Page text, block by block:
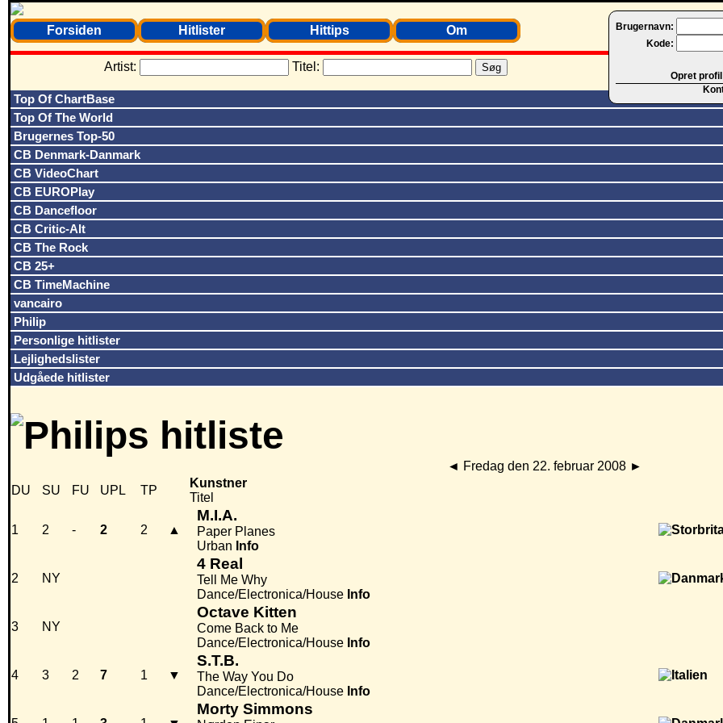
Brugernavn:
Kode:
Opret
Forsiden Hitlister Hittips Om
Artist: Titel:
Top Of ChartBase
Top Of The World
Brugernes Top-50
CB Denmark-Danmark
CB VideoChart
CB EUROPlay
CB Dancefloor
CB Critic-Alt
CB The Rock
CB 25+
CB TimeMachine
vancairo
Philip
Personlige hitlister
Lejlighedslister
Udgåede hitlister
◄ Fredag den 22. februar 2008 ►
DU
SU FU UPL TP
Kunstner
Titel
1 2 - 2 2 ▲
M.I.A.
Paper Planes
Urban Info
2 NY
4 Real
Tell Me Why
Dance/Electronica/House Info
3 NY
Octave Kitten
Come Back to Me
Dance/Electronica/House Info
4 3 2 7 1 ▼
S.T.B.
The Way You Do
Dance/Electronica/House Info
Morty Simmons